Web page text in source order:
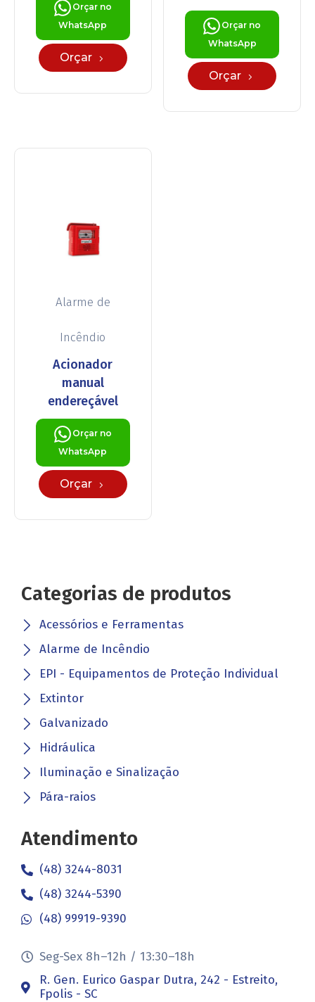
Orçar no
WhatsApp
Orçar
Orçar no
WhatsApp
Orçar
Alarme de
Incêndio
Acionador
manual
endereçável
Orçar no
WhatsApp
Orçar
Categorias de produtos
Acessórios e Ferramentas
Alarme de Incêndio
EPI - Equipamentos de Proteção Individual
Extintor
Galvanizado
Hidráulica
Iluminação e Sinalização
Pára-raios
Atendimento
(48) 3244-8031
(48) 3244-5390
(48) 99919-9390
Seg-Sex 8h–12h / 13:30–18h
R. Gen. Eurico Gaspar Dutra, 242 - Estreito,
Fpolis - SC